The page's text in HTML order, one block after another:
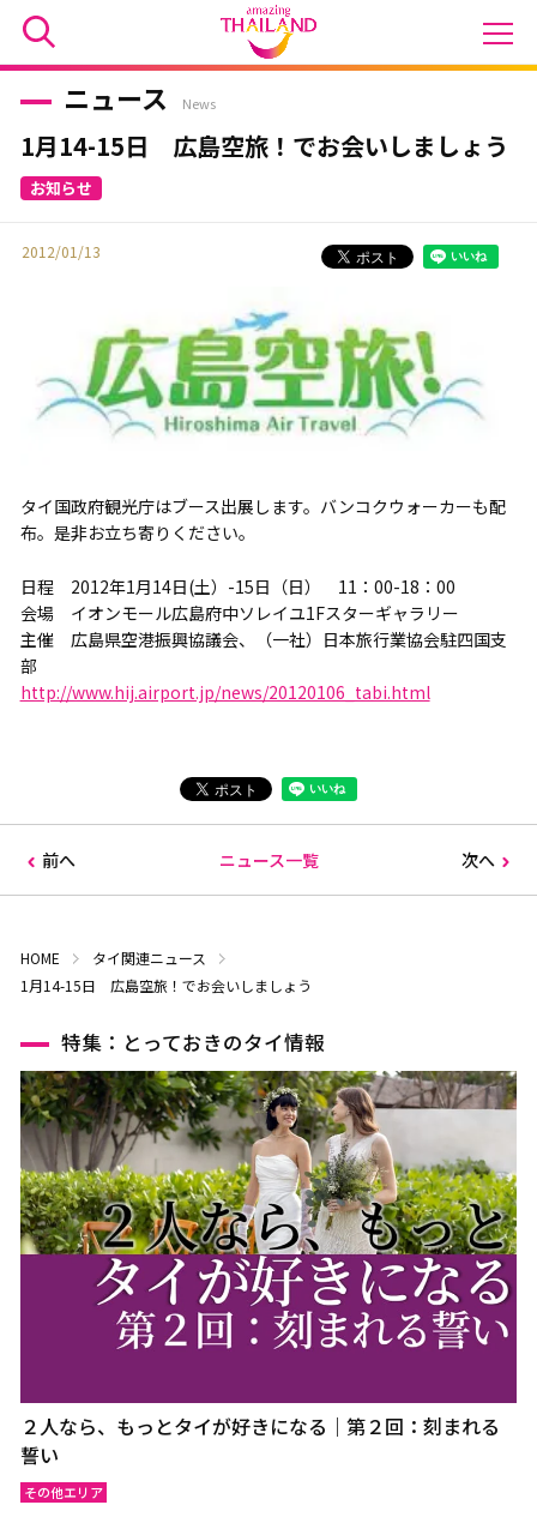
ニュース News
1月14-15日 広島空旅！でお会いしましょう
2012/01/13
タイ国政府観光庁はブース出展します。バンコクウォーカーも配
布。是非お立ち寄りください。
日程 2012年1月14日(土）-15日（日） 11：00-18：00
会場 イオンモール広島府中ソレイユ1Fスターギャラリー
主催 広島県空港振興協議会、（一社）日本旅行業協会駐四国支
部
http://www.hij.airport.jp/​news/20120106_tabi.html
前へ ニュース一覧 次へ
HOME
タイ関連ニュース
1月14-15日 広島空旅！でお会いしましょう
特集：とっておきのタイ情報
２人なら、もっとタイが好きになる｜第２回：刻まれる
誓い
その他エリア